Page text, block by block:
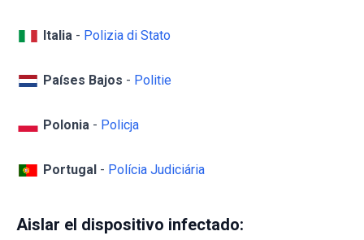
Italia - Polizia di Stato
Países Bajos - Politie
Polonia - Policja
Portugal - Polícia Judiciária
Aislar el dispositivo infectado: